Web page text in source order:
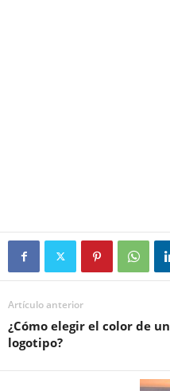
Artículo anterior
¿Cómo elegir el color de un
logotipo?